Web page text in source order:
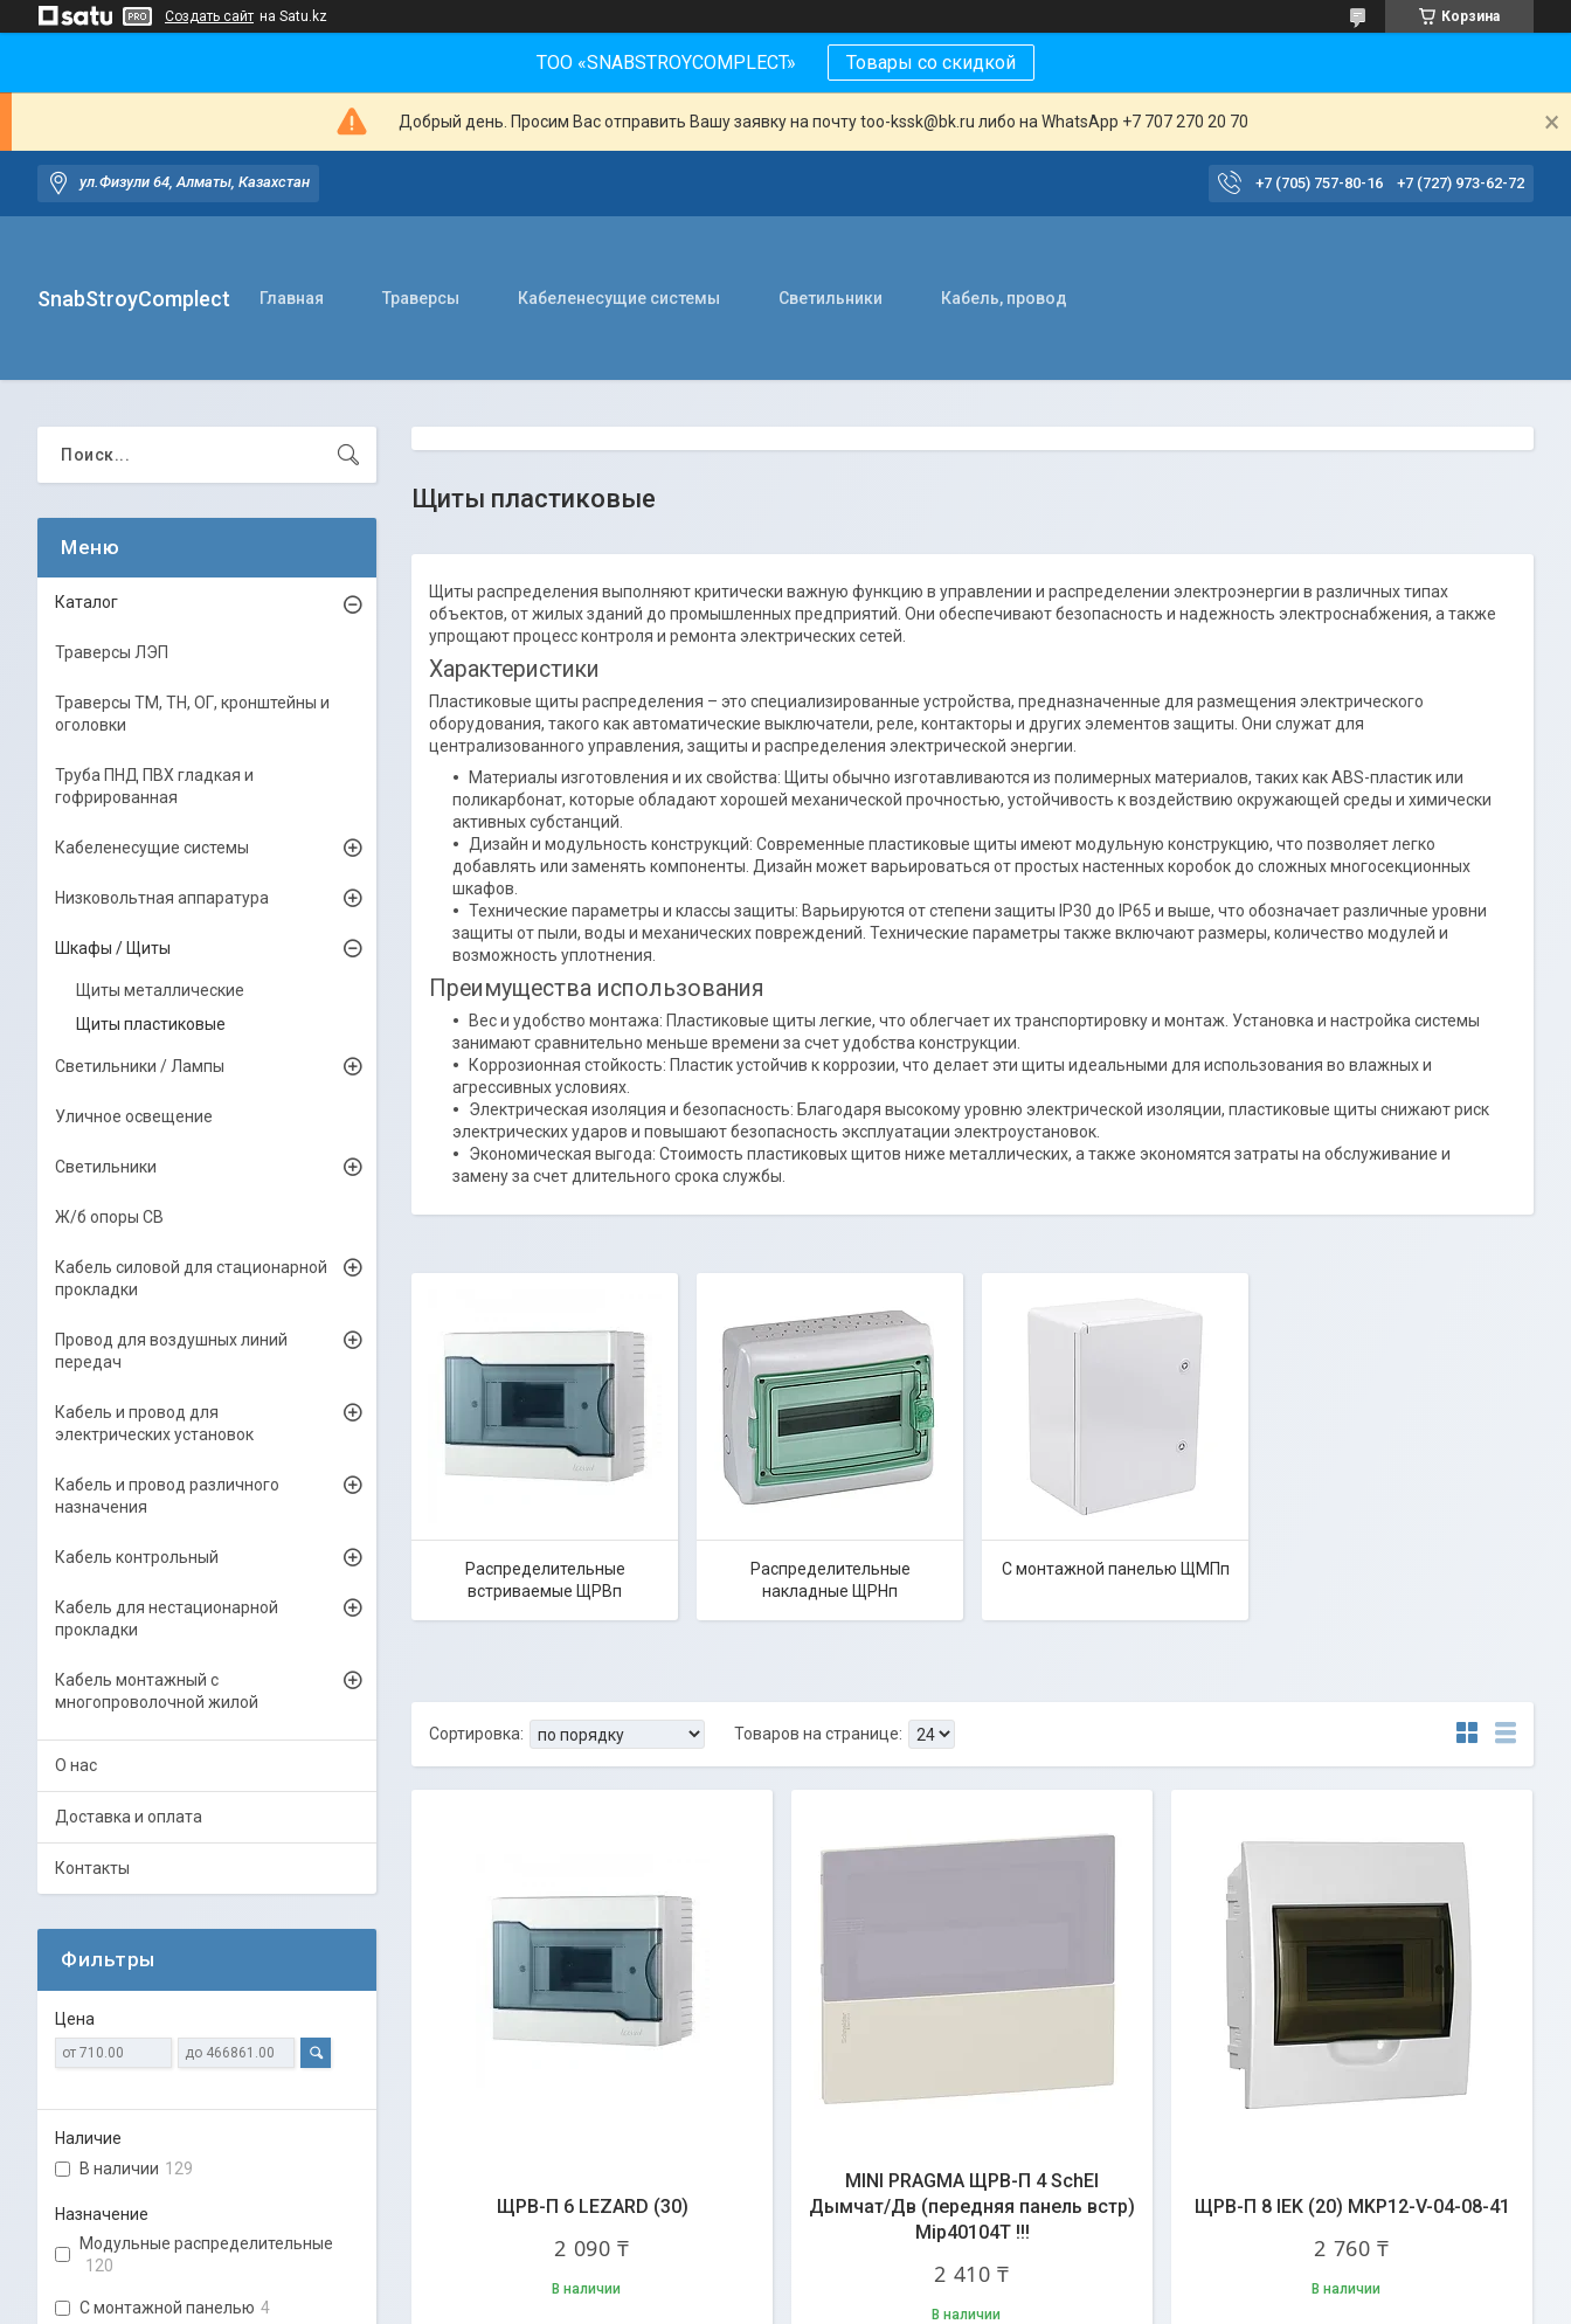
Создать сайт на Satu.kz Корзина
ТОО «SNABSTROYCOMPLECT» Товары со скидкой
Добрый день. Просим Вас отправить Вашу заявку на почту too-kssk@bk.ru либо на WhatsApp +7 707 270 20 70
ул.Физули 64, Алматы, Казахстан +7 (705) 757-80-16 +7 (727) 973-62-72
SnabStroyComplect Главная Траверсы Кабеленесущие системы Светильники Кабель, провод
Щиты пластиковые
Щиты распределения выполняют критически важную функцию в управлении и распределении электроэнергии в различных типах
объектов, от жилых зданий до промышленных предприятий. Они обеспечивают безопасность и надежность электроснабжения, а также
упрощают процесс контроля и ремонта электрических сетей.
Характеристики
Пластиковые щиты распределения – это специализированные устройства, предназначенные для размещения электрического
оборудования, такого как автоматические выключатели, реле, контакторы и других элементов защиты. Они служат для
централизованного управления, защиты и распределения электрической энергии.
Материалы изготовления и их свойства: Щиты обычно изготавливаются из полимерных материалов, таких как ABS-пластик или
поликарбонат, которые обладают хорошей механической прочностью, устойчивость к воздействию окружающей среды и химически
активных субстанций.
Дизайн и модульность конструкций: Современные пластиковые щиты имеют модульную конструкцию, что позволяет легко
добавлять или заменять компоненты. Дизайн может варьироваться от простых настенных коробок до сложных многосекционных
шкафов.
Технические параметры и классы защиты: Варьируются от степени защиты IP30 до IP65 и выше, что обозначает различные уровни
защиты от пыли, воды и механических повреждений. Технические параметры также включают размеры, количество модулей и
возможность уплотнения.
Преимущества использования
Вес и удобство монтажа: Пластиковые щиты легкие, что облегчает их транспортировку и монтаж. Установка и настройка системы
занимают сравнительно меньше времени за счет удобства конструкции.
Коррозионная стойкость: Пластик устойчив к коррозии, что делает эти щиты идеальными для использования во влажных и
агрессивных условиях.
Электрическая изоляция и безопасность: Благодаря высокому уровню электрической изоляции, пластиковые щиты снижают риск
электрических ударов и повышают безопасность эксплуатации электроустановок.
Экономическая выгода: Стоимость пластиковых щитов ниже металлических, а также экономятся затраты на обслуживание и
замену за счет длительного срока службы.
Распределительные
встриваемые ЩРВп
Распределительные
накладные ЩРНп
С монтажной панелью ЩМПп
ЩРВ-П 6 LEZARD (30)
2 090 ₸
В наличии
MINI PRAGMA ЩРВ-П 4 SchEl
Дымчат/Дв (передняя панель встр)
Mip40104T !!!
2 410 ₸
В наличии
ЩРВ-П 8 IEK (20) MKP12-V-04-08-41
2 760 ₸
В наличии
Каталог
Траверсы ЛЭП
Траверсы ТМ, ТН, ОГ, кронштейны и
оголовки
Труба ПНД ПВХ гладкая и
гофрированная
Кабеленесущие системы
Низковольтная аппаратура
Шкафы / Щиты
Щиты металлические
Щиты пластиковые
Светильники / Лампы
Уличное освещение
Светильники
Ж/б опоры СВ
Кабель силовой для стационарной
прокладки
Провод для воздушных линий
передач
Кабель и провод для
электрических установок
Кабель и провод различного
назначения
Кабель контрольный
Кабель для нестационарной
прокладки
Кабель монтажный с
многопроволочной жилой
О нас
Доставка и оплата
Контакты
Фильтры
Цена
Наличие
В наличии 129
Назначение
Модульные распределительные
120
С монтажной панелью 4